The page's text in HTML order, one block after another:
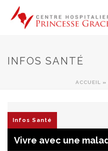
INFOS SANTÉ
ACCUEIL »
Infos Santé
Vivre avec une